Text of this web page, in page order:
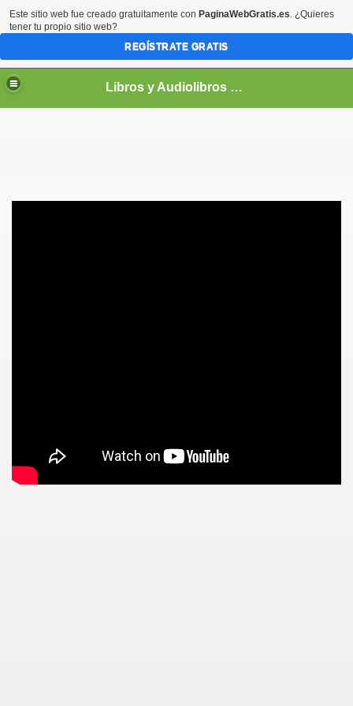
Libros y Audiolibros Para emprendedores
Este sitio web fue creado gratuitamente con PaginaWebGratis.es. ¿Quieres
tener tu propio sitio web?
REGÍSTRATE GRATIS